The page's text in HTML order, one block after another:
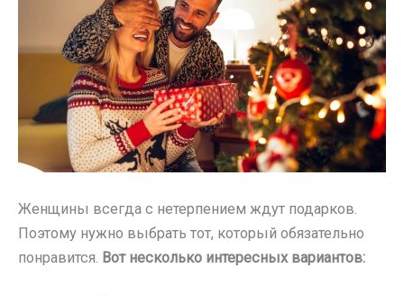
Женщины всегда с нетерпением ждут подарков.
Поэтому нужно выбрать тот, который обязательно
понравится. Вот несколько интересных вариантов: